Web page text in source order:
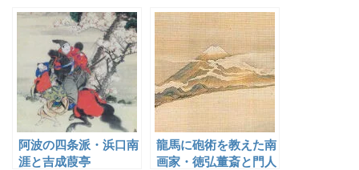
成した富取芳斎
阿波の四条派・浜口南
涯と吉成葭亭
龍馬に砲術を教えた南
画家・徳弘董斎と門人